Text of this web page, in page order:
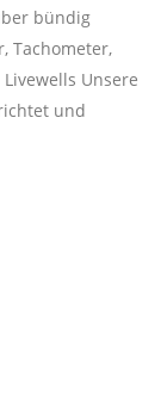
bündig
Tachometer,
Unsere
und